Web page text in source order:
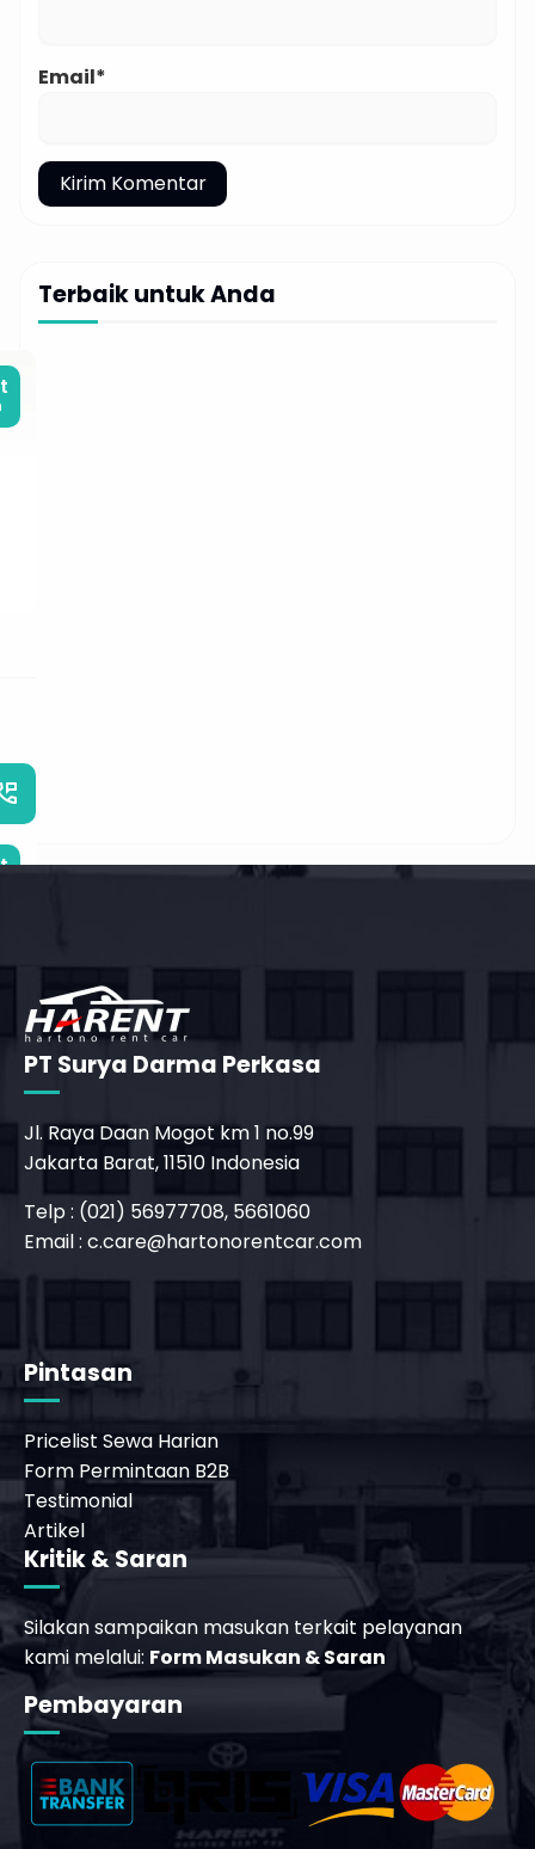
Email*
Terbaik untuk Anda
PT Surya Darma Perkasa
Jl. Raya Daan Mogot km 1 no.99
Jakarta Barat, 11510 Indonesia
Telp : (021) 56977708, 5661060
Email : c.care@hartonorentcar.com
Pintasan
Pricelist Sewa Harian
Form Permintaan B2B
Testimonial
Artikel
Kritik & Saran
Silakan sampaikan masukan terkait pelayanan
kami melalui: Form Masukan & Saran
Pembayaran